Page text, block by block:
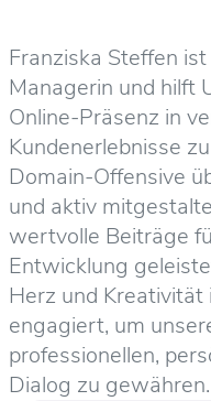
Franziska Steffen
Managerin und hilft
Online-Präsenz in
Kundenerlebnisse
Domain-Offensive
und aktiv
wertvolle Beiträge
Entwicklung
Herz und
engagiert, um
professionellen,
Dialog zu gewähren.